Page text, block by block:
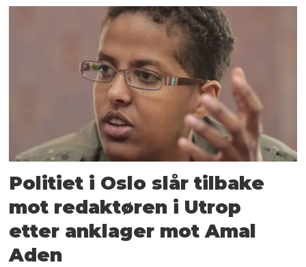
Politiet i Oslo slår tilbake
mot redaktøren i Utrop
etter anklager mot Amal
Aden